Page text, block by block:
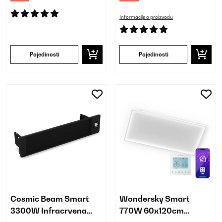
Pojedinosti
Informacije o proizvodu
Pojedinosti
Cosmic Beam Smart
3300W Infracrvena
Wondersky Smart
770W 60x120cm